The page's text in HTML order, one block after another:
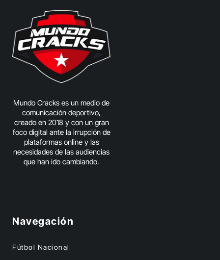
Mundo Cracks es un medio de
comunicación deportivo,
creado en 2018 y con un gran
foco digital ante la irrupción de
plataformas online y las
necesidades de las audiencias
que han ido cambiando.
Navegación
Fútbol Nacional